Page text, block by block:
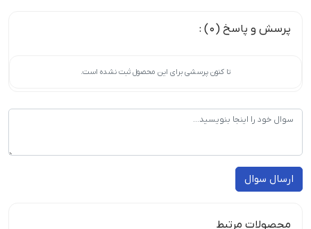
پرسش و پاسخ (0) :
تا کنون پرسشی برای این محصول ثبت نشده است.
ارسال سوال
محصولات مرتبط